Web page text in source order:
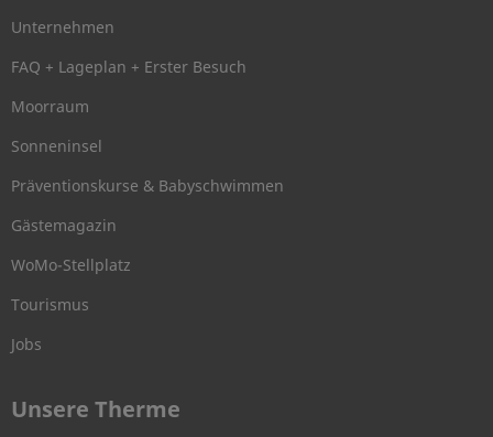
Unternehmen
FAQ + Lageplan + Erster Besuch
Moorraum
Sonneninsel
Präventionskurse & Babyschwimmen
Gästemagazin
WoMo-Stellplatz
Tourismus
Jobs
Unsere Therme